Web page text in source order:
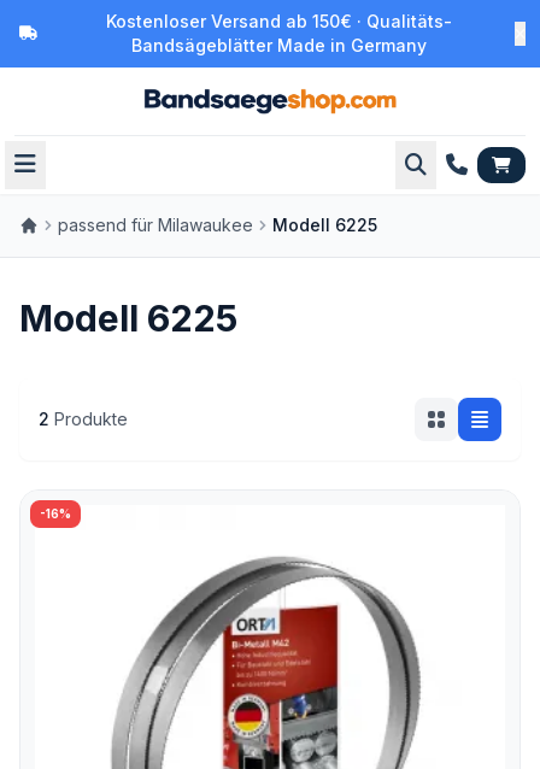
Kostenloser Versand ab 150€ · Qualitäts-
Bandsägeblätter Made in Germany
passend für Milawaukee Modell 6225
Modell 6225
2 Produkte
-16%